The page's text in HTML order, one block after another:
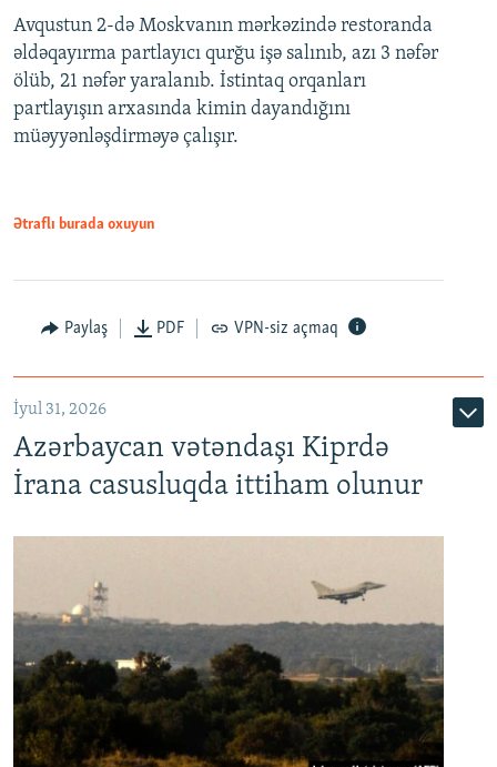
Avqustun 2-də Moskvanın mərkəzində restoranda
əldəqayırma partlayıcı qurğu işə salınıb, azı 3 nəfər
ölüb, 21 nəfər yaralanıb. İstintaq orqanları
partlayışın arxasında kimin dayandığını
müəyyənləşdirməyə çalışır.
Ətraflı burada oxuyun
Paylaş PDF VPN-siz açmaq
İyul 31, 2026
Azərbaycan vətəndaşı Kiprdə
İrana casusluqda ittiham olunur